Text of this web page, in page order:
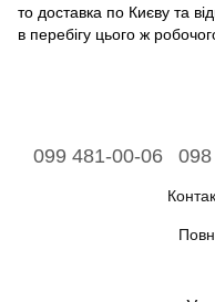
то доставка по Києву та
в перебігу цього ж
099 481-00-06